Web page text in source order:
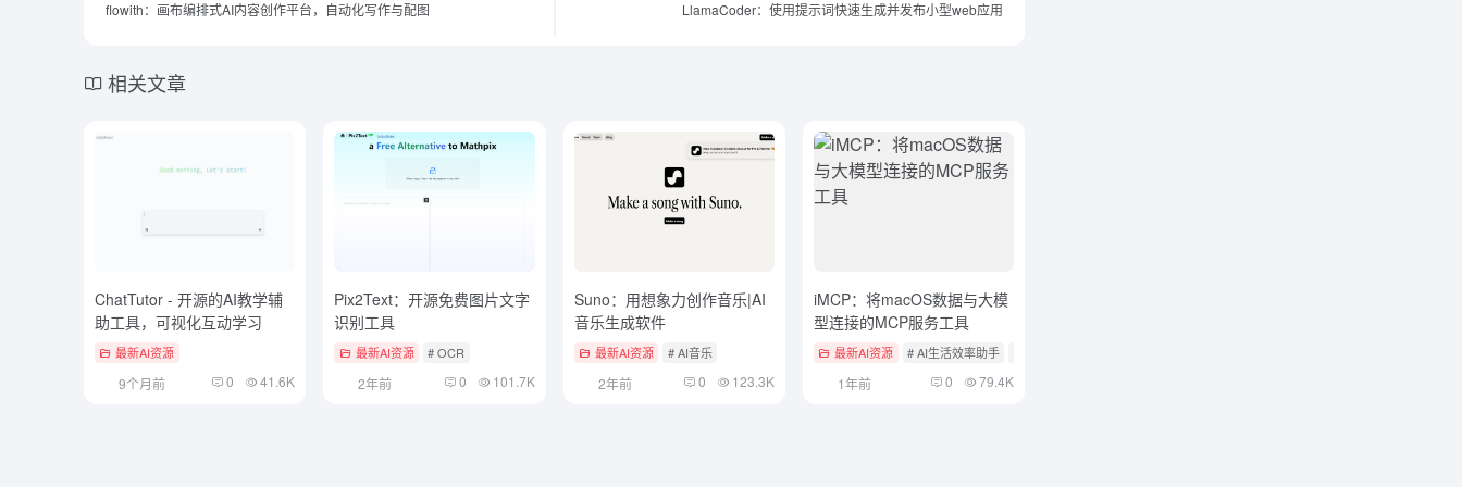
flowith：画布编排式AI内容创作平台，自动化写作与配图 LlamaCoder：使用提示词快速生成并发布小型web应用
相关文章
ChatTutor - 开源的AI教学辅
助工具，可视化互动学习
最新AI资源
9个月前 0 41.6K
Pix2Text：开源免费图片文字
识别工具
最新AI资源 # OCR
2年前 0 101.7K
Suno：用想象力创作音乐|AI
音乐生成软件
最新AI资源 # AI音乐
2年前 0 123.3K
iMCP：将macOS数据与大模
型连接的MCP服务工具
最新AI资源 # AI生活效率助手
1年前 0 79.4K